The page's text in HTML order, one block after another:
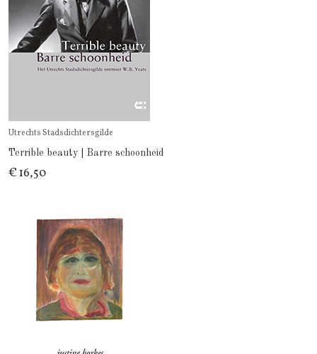
Utrechts Stadsdichtersgilde
Terrible beauty | Barre schoonheid
€ 16,50